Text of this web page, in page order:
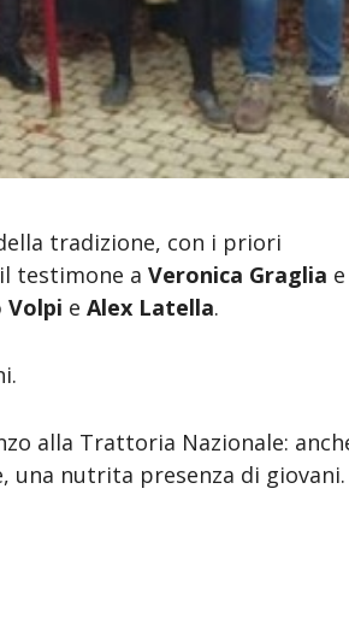
tradizione, con i priori
testimone aVeronica Graglia e
Volpi eAlex Latella.
alla Trattoria Nazionale:
una nutrita presenza di giovani.